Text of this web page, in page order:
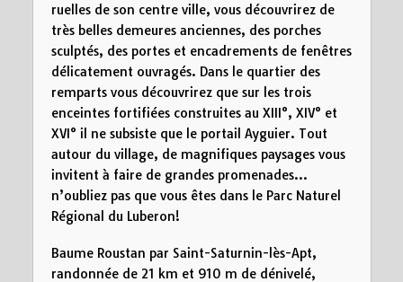
ruelles de son centre ville, vous découvrirez de
très belles demeures anciennes, des porches
sculptés, des portes et encadrements de fenêtres
délicatement ouvragés. Dans le quartier des
remparts vous découvrirez que sur les trois
enceintes fortifiées construites au XIII°, XIV° et
XVI° il ne subsiste que le portail Ayguier. Tout
autour du village, de magnifiques paysages vous
invitent à faire de grandes promenades…
n’oubliez pas que vous êtes dans le Parc Naturel
Régional du Luberon!
Baume Roustan par Saint-Saturnin-lès-Apt,
randonnée de 21 km et 910 m de dénivelé,